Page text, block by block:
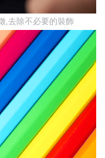
,去除不必要的裝飾